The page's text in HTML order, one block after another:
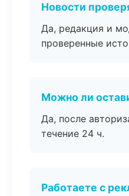
Новости
Да, редакция и
проверенные
Можно ли
Да, после
течение 24 ч.
Работаете с